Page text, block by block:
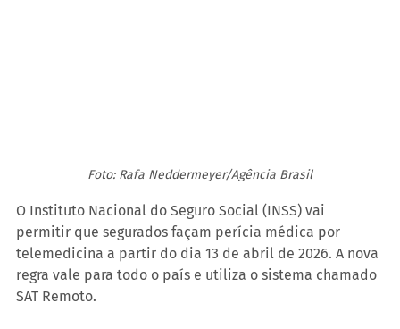
Foto: Rafa Neddermeyer/Agência Brasil
O Instituto Nacional do Seguro Social (INSS) vai
permitir que segurados façam perícia médica por
telemedicina a partir do dia 13 de abril de 2026. A nova
regra vale para todo o país e utiliza o sistema chamado
SAT Remoto.